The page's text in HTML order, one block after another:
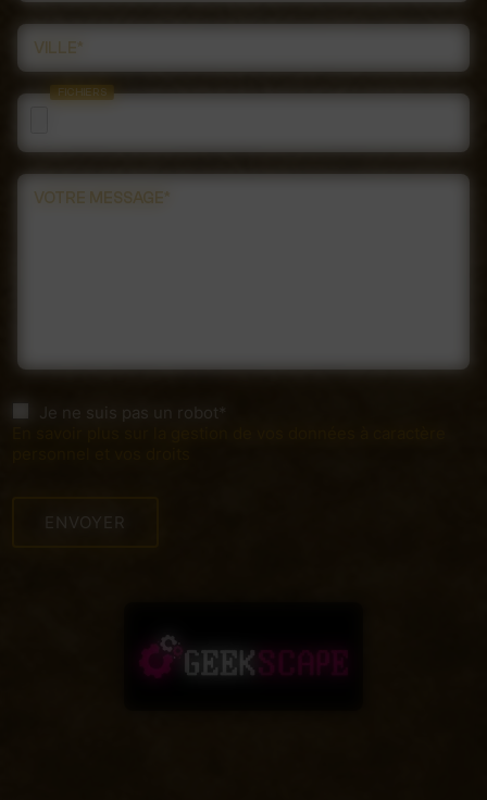
VILLE*
FICHIERS
VOTRE MESSAGE*
Je ne suis pas un robot*
ENVOYER